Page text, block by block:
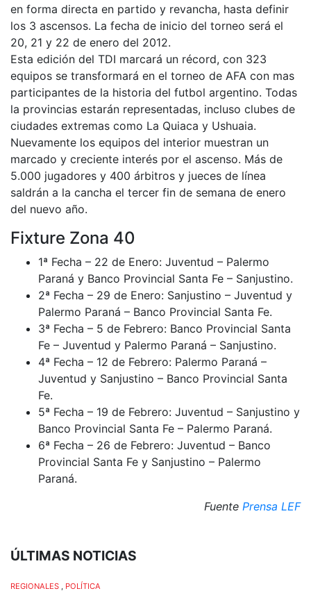
en forma directa en partido y revancha, hasta definir
los 3 ascensos. La fecha de inicio del torneo será el
20, 21 y 22 de enero del 2012.
Esta edición del TDI marcará un récord, con 323
equipos se transformará en el torneo de AFA con mas
participantes de la historia del futbol argentino. Todas
la provincias estarán representadas, incluso clubes de
ciudades extremas como La Quiaca y Ushuaia.
Nuevamente los equipos del interior muestran un
marcado y creciente interés por el ascenso. Más de
5.000 jugadores y 400 árbitros y jueces de línea
saldrán a la cancha el tercer fin de semana de enero
del nuevo año.
Fixture Zona 40
1ª Fecha – 22 de Enero: Juventud – Palermo
Paraná y Banco Provincial Santa Fe – Sanjustino.
2ª Fecha – 29 de Enero: Sanjustino – Juventud y
Palermo Paraná – Banco Provincial Santa Fe.
3ª Fecha – 5 de Febrero: Banco Provincial Santa
Fe – Juventud y Palermo Paraná – Sanjustino.
4ª Fecha – 12 de Febrero: Palermo Paraná –
Juventud y Sanjustino – Banco Provincial Santa
Fe.
5ª Fecha – 19 de Febrero: Juventud – Sanjustino y
Banco Provincial Santa Fe – Palermo Paraná.
6ª Fecha – 26 de Febrero: Juventud – Banco
Provincial Santa Fe y Sanjustino – Palermo
Paraná.
Fuente Prensa LEF
ÚLTIMAS NOTICIAS
REGIONALES , POLÍTICA